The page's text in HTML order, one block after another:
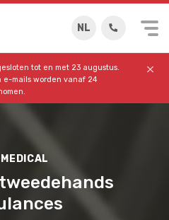
NL
tot en met 23 augustus.
mails worden vanaf 24